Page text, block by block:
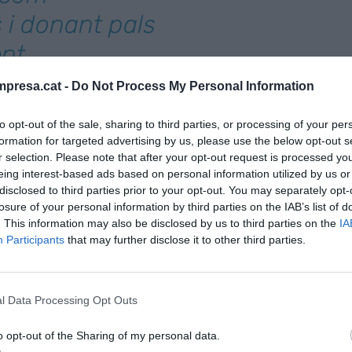
- Do Not Process My Personal Information
opt-out of the sale, sharing to third parties, or processing of your
for targeted advertising by us, please use the below opt-out
selection. Please note that after your opt-out request is processed
interest-based ads based on personal information utilized by us
to third parties prior to your opt-out. You may separately
of your personal information by third parties on the IAB’s list of
This information may also be disclosed by us to third parties on the
Participants that may further disclose it to other third parties.
Data Processing Opt Outs
opt-out of the Sharing of my personal data.
i donant pals
dones"
al dia dels moviments socials, de com
els mou, què els dóna sentit a les seves vides i
Les empreses, les marques, els serveis, les
poden permetre's el luxe d'abstreure's en les
–si em llegiu- les marques saben, o haurien
de comprar del planeta les prenen les dones;
a la família; saben que en la majoria dels
el servei, el producte ... No es ven. Ho